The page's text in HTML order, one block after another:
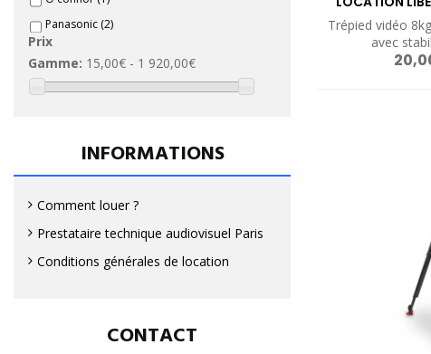
Panasonic (2)
Sachtler
Prix
Gamme: 15,00€ - 1 920,00€
INFORMATIONS
Comment louer ?
Prestataire technique audiovisuel Paris
Conditions générales de location
CONTACT
Trépied vidéo
avec